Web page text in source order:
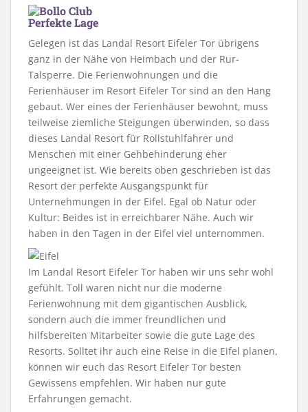
Perfekte Lage
Gelegen ist das Landal Resort Eifeler Tor übrigens
ganz in der Nähe von Heimbach und der Rur-
Talsperre. Die Ferienwohnungen und die
Ferienhäuser im Resort Eifeler Tor sind an den Hang
gebaut. Wer eines der Ferienhäuser bewohnt, muss
teilweise ziemliche Steigungen überwinden, so dass
dieses Landal Resort für Rollstuhlfahrer und
Menschen mit einer Gehbehinderung eher
ungeeignet ist. Wie bereits oben geschrieben ist das
Resort der perfekte Ausgangspunkt für
Unternehmungen in der Eifel. Egal ob Natur oder
Kultur: Beides ist in erreichbarer Nähe. Auch wir
haben in den Tagen in der Eifel viel unternommen.
Im Landal Resort Eifeler Tor haben wir uns sehr wohl
gefühlt. Toll waren nicht nur die moderne
Ferienwohnung mit dem gigantischen Ausblick,
sondern auch die immer freundlichen und
hilfsbereiten Mitarbeiter sowie die gute Lage des
Resorts. Solltet ihr auch eine Reise in die Eifel planen,
können wir euch das Resort Eifeler Tor besten
Gewissens empfehlen. Wir haben nur gute
Erfahrungen gemacht.